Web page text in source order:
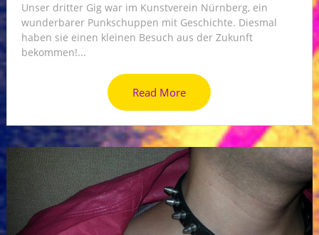
Unser dritter Gig war im Kunstverein Nürnberg, ein
wunderbarer Punkschuppen mit Geschichte. Diesmal
haben sie einen kleinen Besuch aus der Zukunft
bekommen!...
Read More